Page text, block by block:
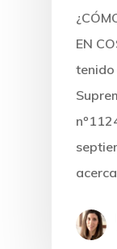
EN
tenido